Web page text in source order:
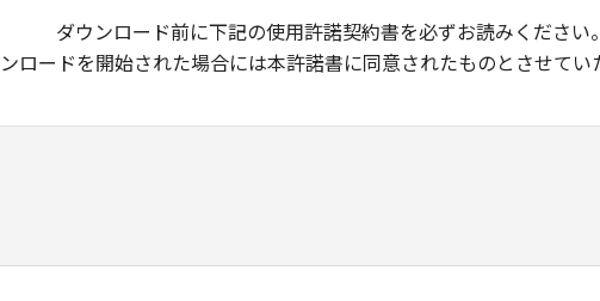
ダウンロード前に下記の使用許諾契約書を必ずお読みください。
ロードを開始された場合には本許諾書に同意されたものとさせてい